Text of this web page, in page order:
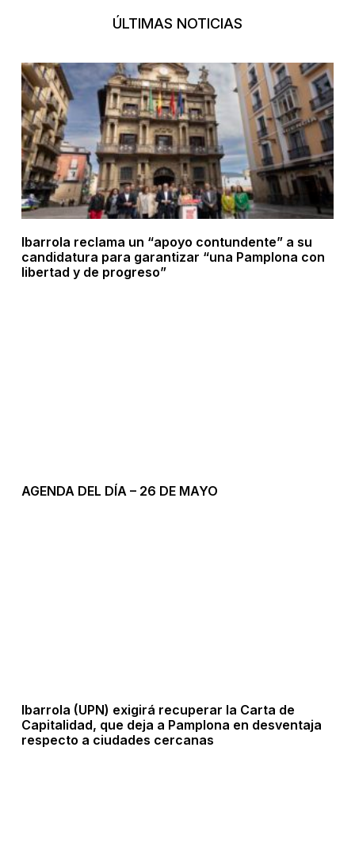
ÚLTIMAS NOTICIAS
Ibarrola reclama un “apoyo contundente” a su
candidatura para garantizar “una Pamplona con
libertad y de progreso”
AGENDA DEL DÍA – 26 DE MAYO
Ibarrola (UPN) exigirá recuperar la Carta de
Capitalidad, que deja a Pamplona en desventaja
respecto a ciudades cercanas